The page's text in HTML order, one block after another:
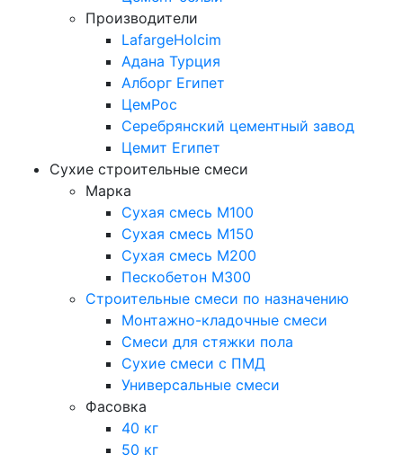
Производители
LafargeHolcim
Адана Турция
Алборг Египет
ЦемРос
Серебрянский цементный завод
Цемит Египет
Сухие строительные смеси
Марка
Сухая смесь М100
Сухая смесь М150
Сухая смесь М200
Пескобетон М300
Строительные смеси по назначению
Монтажно-кладочные смеси
Смеси для стяжки пола
Сухие смеси с ПМД
Универсальные смеси
Фасовка
40 кг
50 кг